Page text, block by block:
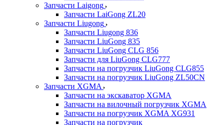
Запчасти Laigong
Запчасти LaiGong ZL20
Запчасти Liugong
Запчасти Liugong 836
Запчасти LiuGong 835
Запчасти LiuGong CLG 856
Запчасти для LiuGong CLG777
Запчасти на погрузчик LiuGong CLG855
Запчасти на погрузчик LiuGong ZL50CN
Запчасти XGMA
Запчасти на экскаватор XGMA
Запчасти на вилочный погрузчик XGMA
Запчасти на погрузчик XGMA XG931
Запчасти на погрузчик